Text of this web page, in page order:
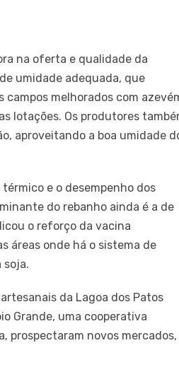
na oferta e qualidade da
umidade adequada, que
melhorados com
lotações. Os produtores
aproveitando a boa umidade
e o desempenho dos
do rebanho ainda é a de
o reforço da vacina
áreas onde há o sistema de
soja.
da Lagoa dos Patos
Grande, uma cooperativa
prospectaram novos mercados,